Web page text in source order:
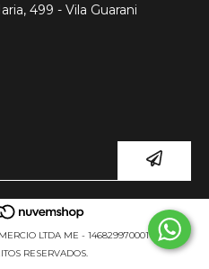
499 - Vila Guarani
LTDA ME - 14682997000111 - 2026.
RESERVADOS.